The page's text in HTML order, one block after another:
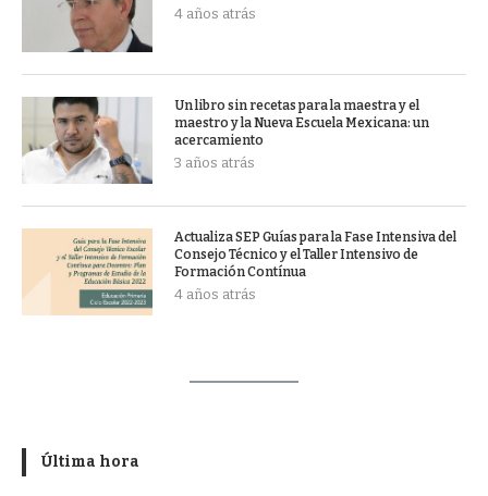
4 años atrás
Un libro sin recetas para la maestra y el
maestro y la Nueva Escuela Mexicana: un
acercamiento
3 años atrás
Actualiza SEP Guías para la Fase Intensiva del
Consejo Técnico y el Taller Intensivo de
Formación Contínua
4 años atrás
Última hora